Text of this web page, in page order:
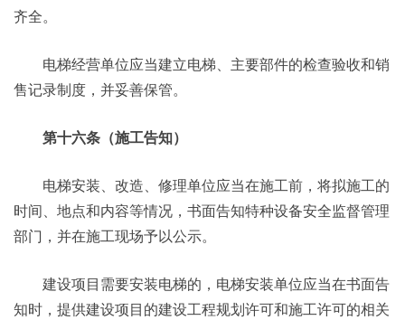
齐全。
电梯经营单位应当建立电梯、主要部件的检查验收和销
售记录制度，并妥善保管。
第十六条（施工告知）
电梯安装、改造、修理单位应当在施工前，将拟施工的
时间、地点和内容等情况，书面告知特种设备安全监督管理
部门，并在施工现场予以公示。
建设项目需要安装电梯的，电梯安装单位应当在书面告
知时，提供建设项目的建设工程规划许可和施工许可的相关